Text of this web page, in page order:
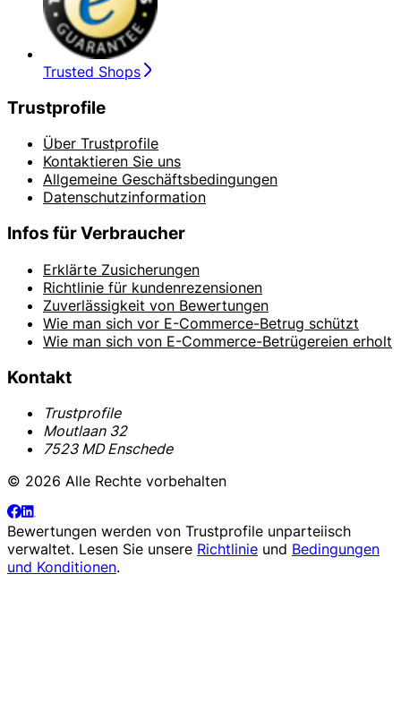
Trusted Shops
Trustprofile
Über Trustprofile
Kontaktieren Sie uns
Allgemeine Geschäftsbedingungen
Datenschutzinformation
Infos für Verbraucher
Erklärte Zusicherungen
Richtlinie für kundenrezensionen
Zuverlässigkeit von Bewertungen
Wie man sich vor E-Commerce-Betrug schützt
Wie man sich von E-Commerce-Betrügereien erholt
Kontakt
Trustprofile
Moutlaan 32
7523 MD Enschede
© 2026 Alle Rechte vorbehalten
Bewertungen werden von Trustprofile unparteiisch
verwaltet. Lesen Sie unsere Richtlinie und Bedingungen
und Konditionen.